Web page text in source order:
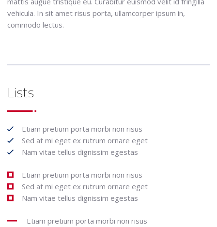
vehicula. In sit amet risus porta, ullamcorper ipsum in,
commodo lectus.
Lists
Etiam pretium porta morbi non risus
Sed at mi eget ex rutrum ornare eget
Nam vitae tellus dignissim egestas
Etiam pretium porta morbi non risus
Sed at mi eget ex rutrum ornare eget
Nam vitae tellus dignissim egestas
Etiam pretium porta morbi non risus